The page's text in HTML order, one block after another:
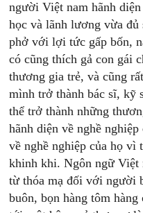
người Việt nam hãnh
học và lãnh lương vừa đủ
phở với lợi tức gấp bốn,
có cũng thích gả con gái
thương gia trẻ, và cũng
mình trở thành bác sĩ, kỹ
thể trở thành những
hãnh diện về nghề
về nghề nghiệp của họ vì
khinh khi. Ngôn ngữ Việt
từ thóa mạ đối với người
buôn, bọn hàng tôm